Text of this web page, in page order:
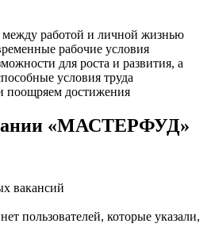
работой и личной жизнью
рабочие условия
для роста и развития, а
условия труда
поощряем достижения
«МАСТЕРФУД»
вакансий
пользователей, которые указали,